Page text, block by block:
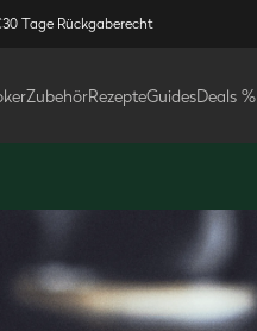
30 Tage Rückgaberecht
ZubehörRezepteGuidesDeals %